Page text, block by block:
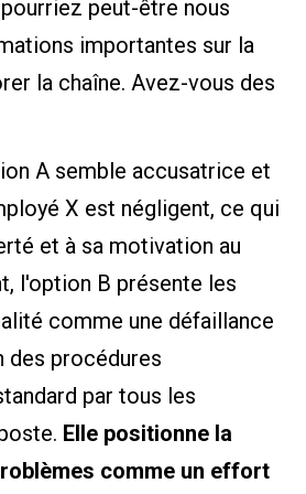
peut-être nous
importantes sur la
la chaîne. Avez-vous des
A semble accusatrice et
X est négligent, ce qui
et à sa motivation au
l'option B présente les
comme une défaillance
des procédures
par tous les
Elle positionne la
comme un effort